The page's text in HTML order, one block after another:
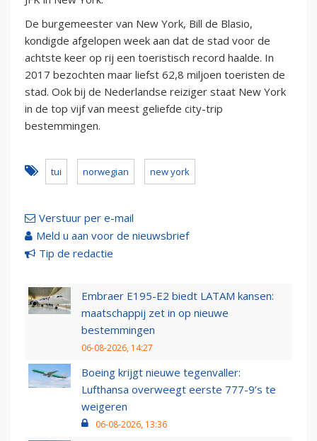
De burgemeester van New York, Bill de Blasio,
kondigde afgelopen week aan dat de stad voor de
achtste keer op rij een toeristisch record haalde. In
2017 bezochten maar liefst 62,8 miljoen toeristen de
stad. Ook bij de Nederlandse reiziger staat New York
in de top vijf van meest geliefde city-trip
bestemmingen.
tui norwegian new york
Verstuur per e-mail
Meld u aan voor de nieuwsbrief
Tip de redactie
Embraer E195-E2 biedt LATAM kansen:
maatschappij zet in op nieuwe
bestemmingen
06-08-2026, 14:27
Boeing krijgt nieuwe tegenvaller:
Lufthansa overweegt eerste 777-9’s te
weigeren
06-08-2026, 13:36